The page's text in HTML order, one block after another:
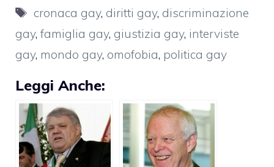
Tag
cronaca gay, diritti gay, discriminazione
gay, famiglia gay, giustizia gay, interviste
gay, mondo gay, omofobia, politica gay
Leggi Anche: